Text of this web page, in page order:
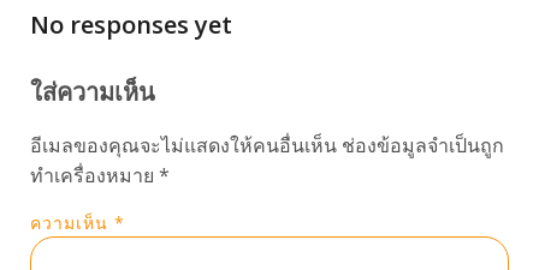
No responses yet
ใส่ความเห็น
อีเมลของคุณจะไม่แสดงให้คนอื่นเห็น ช่องข้อมูลจำเป็นถูก
ทำเครื่องหมาย *
ความเห็น *